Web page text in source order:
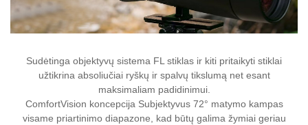
Sudėtinga objektyvų sistema FL stiklas ir kiti pritaikyti stiklai
užtikrina absoliučiai ryškų ir spalvų tikslumą net esant
maksimaliam padidinimui.
ComfortVision koncepcija Subjektyvus 72° matymo kampas
visame priartinimo diapazone, kad būtų galima žymiai geriau